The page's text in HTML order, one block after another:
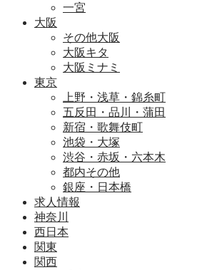
一宮
大阪
その他大阪
大阪キタ
大阪ミナミ
東京
上野・浅草・錦糸町
五反田・品川・蒲田
新宿・歌舞伎町
池袋・大塚
渋谷・赤坂・六本木
都内その他
銀座・日本橋
求人情報
神奈川
西日本
関東
関西